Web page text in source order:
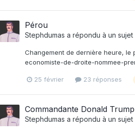
Pérou
Stephdumas a répondu à un sujet
Changement de dernière heure,
economiste-de-droite-nommee-
25 février 23 réponses
Commandante Donald
Stephdumas a répondu à un sujet